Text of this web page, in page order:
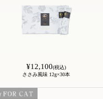
¥12,100(税込)
ささみ風味 12g×30本